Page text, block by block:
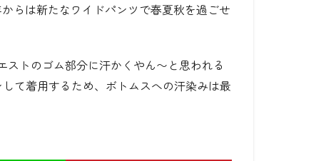
らは新たなワイドパンツで春夏秋を過ごせ
トのゴム部分に汗かくやん〜と思われる
て着用するため、ボトムスへの汗染みは最